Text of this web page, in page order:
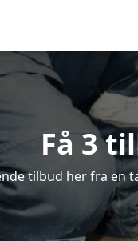
Få 3
tilbud her fra en